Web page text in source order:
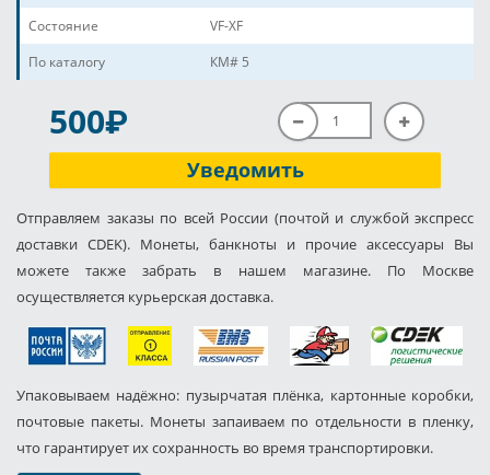
Состояние
VF-XF
По каталогу
КМ# 5
500P
Уведомить
Отправляем заказы по всей России (почтой и службой экспресс
доставки CDEK). Монеты, банкноты и прочие аксессуары Вы
можете также забрать в нашем магазине. По Москве
осуществляется курьерская доставка.
Упаковываем надёжно: пузырчатая плёнка, картонные коробки,
почтовые пакеты. Монеты запаиваем по отдельности в пленку,
что гарантирует их сохранность во время транспортировки.